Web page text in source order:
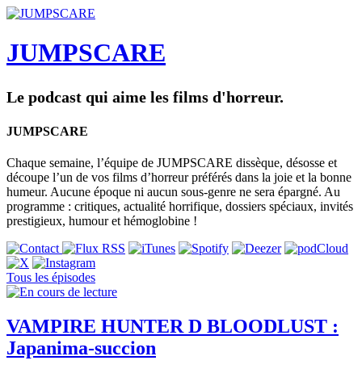
JUMPSCARE
Le podcast qui aime les films d'horreur.
JUMPSCARE
Chaque semaine, l’équipe de JUMPSCARE dissèque, désosse et
découpe l’un de vos films d’horreur préférés dans la joie et la bonne
humeur. Aucune époque ni aucun sous-genre ne sera épargné. Au
programme : critiques, actualité horrifique, dossiers spéciaux, invités
prestigieux, humour et hémoglobine !
Tous les épisodes
VAMPIRE HUNTER D BLOODLUST :
Japanima-succion